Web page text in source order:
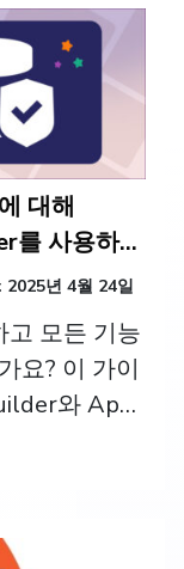
대해
사용하여
2025년 4월 24일
모든 기능
요? 이 가이
와 App
니다. 더 읽